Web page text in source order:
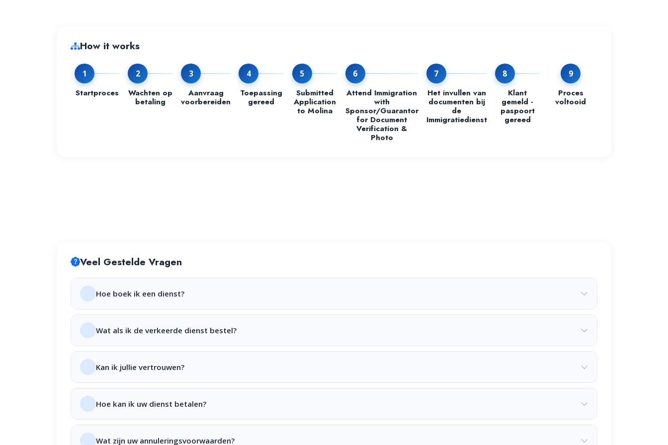
How it works
1
Startproces
2
Wachten op
betaling
3
Aanvraag
voorbereiden
4
Toepassing
gereed
5
Submitted
Application
to Molina
6
Attend Immigration
with
Sponsor/Guarantor
for Document
Verification &
Photo
7
Het invullen van
documenten bij
de
Immigratiedienst
8
Klant
gemeld -
paspoort
gereed
9
Proces
voltooid
Veel Gestelde Vragen
Hoe boek ik een dienst?
Wat als ik de verkeerde dienst bestel?
Kan ik jullie vertrouwen?
Hoe kan ik uw dienst betalen?
Wat zijn uw annuleringsvoorwaarden?